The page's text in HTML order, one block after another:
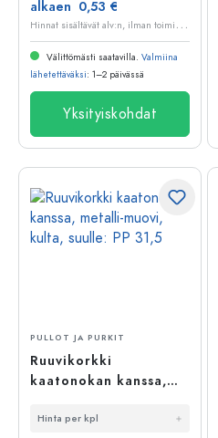
alkaen 0,53 €
H
innat sisältävät alv:n, ilman toimituskuluja
Välittömästi saatavilla. Valmiina
lähetettäväksi: 1–2 päivässä
Yksityiskohdat
PULLOT JA PURKIT
Ruuvikorkki
kaatonokan kanssa,
suulle: PP 31,5
Hinta per kpl